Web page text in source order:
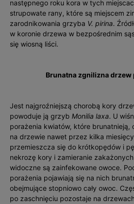
następnego roku kora w tych
strupowate rany, które są miejscem
zarodnikowania grzyba V. pirina.
w koronie drzewa w bezpośrednim
się wiosną liści.
Brunatna zgnilizna drzew
Jest najgroźniejszą chorobą kory
powoduje ją grzyb Monilia laxa. U
porażenia kwiatów, które brunatnieją,
na drzewie nawet przez kilka
przemieszcza się do krótkopędów i
nekrozę kory i zamieranie
widoczne są zainfekowane owoce.
porażenia pojawiają się na nich
obejmujące stopniowo cały owoc.
po zaschnięciu pozostaje na